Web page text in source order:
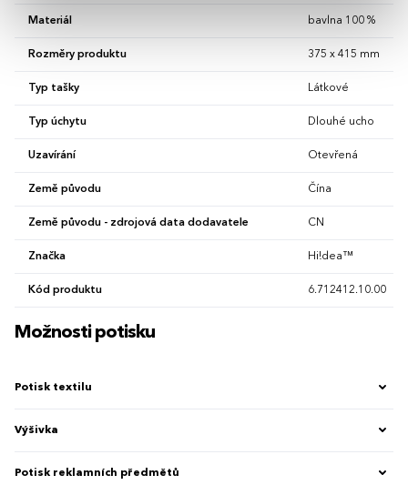
Materiál bavlna 100 %
Rozměry produktu 375 x 415 mm
Typ tašky Látkové
Typ úchytu Dlouhé ucho
Uzavírání Otevřená
Země původu Čína
Země původu - zdrojová data dodavatele CN
Značka Hi!dea™
Kód produktu 6.712412.10.00
Možnosti potisku
Potisk textilu
Výšivka
Potisk reklamních předmětů